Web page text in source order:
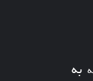
به